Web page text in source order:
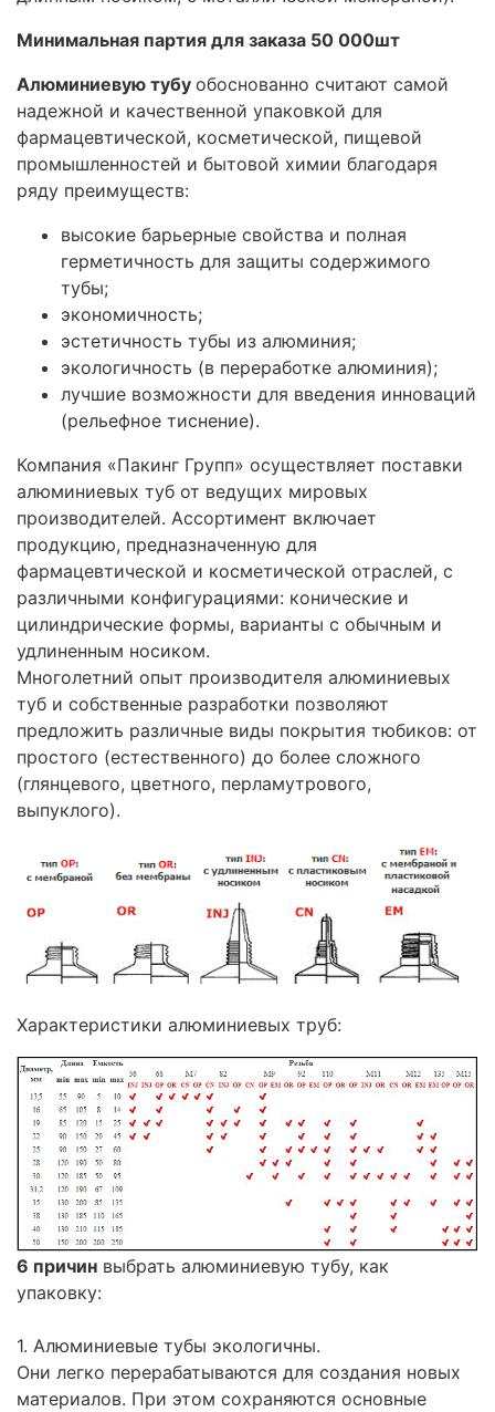
Минимальная партия для заказа 50 000шт
Алюминиевую тубу обоснованно считают самой
надежной и качественной упаковкой для
фармацевтической, косметической, пищевой
промышленностей и бытовой химии благодаря
ряду преимуществ:
высокие барьерные свойства и полная
герметичность для защиты содержимого
тубы;
экономичность;
эстетичность тубы из алюминия;
экологичность (в переработке алюминия);
лучшие возможности для введения инноваций
(рельефное тиснение).
Компания «Пакинг Групп» осуществляет поставки
алюминиевых туб от ведущих мировых
производителей. Ассортимент включает
продукцию, предназначенную для
фармацевтической и косметической отраслей, с
различными конфигурациями: конические и
цилиндрические формы, варианты с обычным и
удлиненным носиком.
Многолетний опыт производителя алюминиевых
туб и собственные разработки позволяют
предложить различные виды покрытия тюбиков: от
простого (естественного) до более сложного
(глянцевого, цветного, перламутрового,
выпуклого).
Характеристики алюминиевых труб:
6 причин выбрать алюминиевую тубу, как
упаковку:
1. Алюминиевые тубы экологичны.
Они легко перерабатываются для создания новых
материалов. При этом сохраняются основные